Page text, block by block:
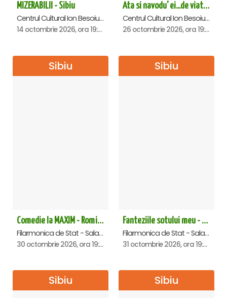
MIZERABILII - Sibiu
Centrul Cultural Ion Besoiu ( Casa de Cultura a Sindicatelor ), Sibiu
14 octombrie 2026, ora 19:00
Ata si navodu' ei...de viata! - Sibiu
Centrul Cultural Ion Besoiu ( Casa de Cultura a Sindicatelor ), Sibiu
26 octombrie 2026, ora 19:00
Sibiu
Comedie la MAXIM - Romica Tociu si Cornel Palade - Sibiu
Filarmonica de Stat - Sala Thalia, Sibiu
30 octombrie 2026, ora 19:00
Sibiu
Fanteziile sotului meu - Sibiu
Filarmonica de Stat - Sala Thalia, Sibiu
31 octombrie 2026, ora 19:00
Sibiu Sibiu